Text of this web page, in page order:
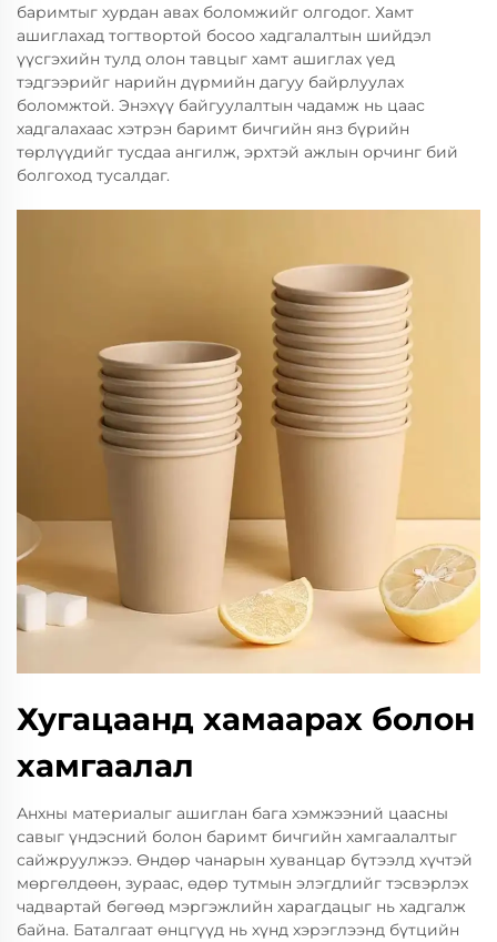
баримтыг хурдан авах боломжийг олгодог. Хамт
ашиглахад тогтвортой босоо хадгалалтын шийдэл
үүсгэхийн тулд олон тавцыг хамт ашиглах үед
тэдгээрийг нарийн дүрмийн дагуу байрлуулах
боломжтой. Энэхүү байгуулалтын чадамж нь цаас
хадгалахаас хэтрэн баримт бичгийн янз бүрийн
төрлүүдийг тусдаа ангилж, эрхтэй ажлын орчинг бий
болгоход тусалдаг.
Хугацаанд хамаарах болон
хамгаалал
Анхны материалыг ашиглан бага хэмжээний цаасны
савыг үндэсний болон баримт бичгийн хамгаалалтыг
сайжруулжээ. Өндөр чанарын хуванцар бүтээлд хүчтэй
мөргөлдөөн, зураас, өдөр тутмын элэгдлийг тэсвэрлэх
чадвартай бөгөөд мэргэжлийн харагдацыг нь хадгалж
байна. Баталгаат өнцгүүд нь хүнд хэрэглээнд бүтцийн